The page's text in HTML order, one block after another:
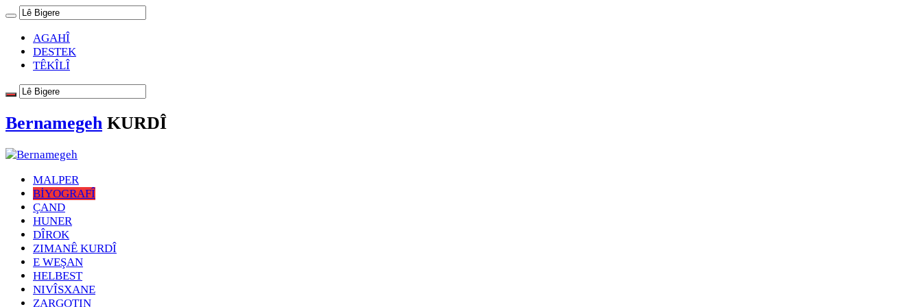
AGAHÎ
DESTEK
TÊKÎLÎ
Bernamegeh KURDÎ
MALPER
BİYOGRAFÎ
ÇAND
HUNER
DÎROK
ZIMANÊ KURDÎ
E WEŞAN
HELBEST
NIVÎSXANE
ZARGOTIN